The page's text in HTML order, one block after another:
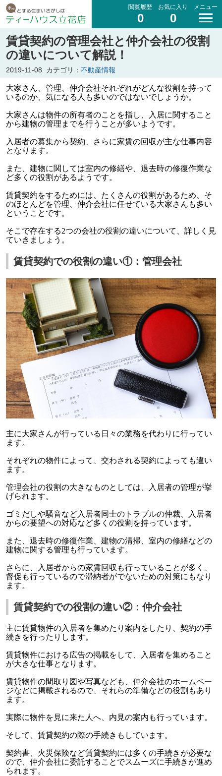
閲覧履歴
0
お気に入り
0
メニュー
賃貸契約の管理会社と仲介会社の役割
の違いについて解説！
2019-11-08 カテゴリ： 不動産情報
大家さん、管理、仲介会社それぞれがどんな役割を持って
いるのか、気になる人も多いのではないでしょうか。
大家さんは物件の所有者のことを指し、入居に関すること
から建物の管理までを行うことが多いようです。
入居者の募集から契約、さらに家賃の回収が主な仕事内容
となります。
また、建物に関しては室内の修繕や、退去時の修復作業な
ど多くの役割があるようです。
賃貸契約をするためには、たくさんの役割があるため、そ
のほとんどを管理、仲介会社に任せている大家さんも多い
ということです。
そこで存在する2つの会社の役割の違いについて、詳しく見
ていきましょう。
賃貸契約での役割の違い①：管理会社
主に大家さんが行っている日々の業務を代わりに行ってい
ます。
それぞれの物件によって、交わされる契約によっても違い
ます。
管理会社の役割の大きなものとしては、入居者の管理が挙
げられます。
ゴミだしや騒音など入居者同士のトラブルの仲裁、入居者
からの要望への対応など多くの役割を持っています。
また、退去時の修復作業、建物の清掃、室内の修繕などの
建物に関する管理も行っています。
さらに、入居者からの家賃回収も行っていることが多く、
督促も行っているので滞納者がでないための対策にもなり
ます。
賃貸契約での役割の違い②：仲介会社
主に賃貸物件の入居者を集めたり案内をしたり、契約の手
続きを行ったりします。
賃貸物件における広告の掲載をして、入居者を集めること
が大きな仕事となります。
賃貸物件の間取り図や写真なども、仲介会社のホームペー
ジなどに掲載されるので、それらの準備などの役割もあり
ます。
実際に物件を見に来た人へ、内見の案内も行っています。
そして、賃貸契約の際の手続きもしています。
契約書、火災保険など賃貸契約には多くの手続きが必要な
ので、仲介会社に委託することでスムーズに手続きが進め
られます。